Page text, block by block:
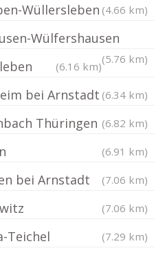
Wüllersleben (4.66 km)
Wülfershausen
(5.76 km)
(6.16 km)
bei Arnstadt (6.34 km)
Thüringen (6.82 km)
(6.91 km)
bei Arnstadt (7.06 km)
(7.06 km)
Teichel (7.29 km)